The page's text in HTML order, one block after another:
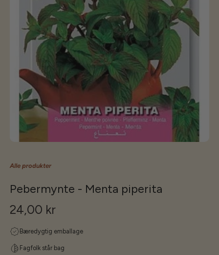
Alle produkter
Pebermynte - Menta piperita
24,00 kr
Bæredygtig emballage
Fagfolk står bag